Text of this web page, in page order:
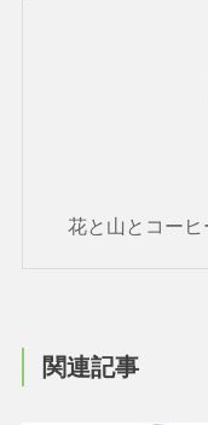
花と山とコーヒ
関連記事